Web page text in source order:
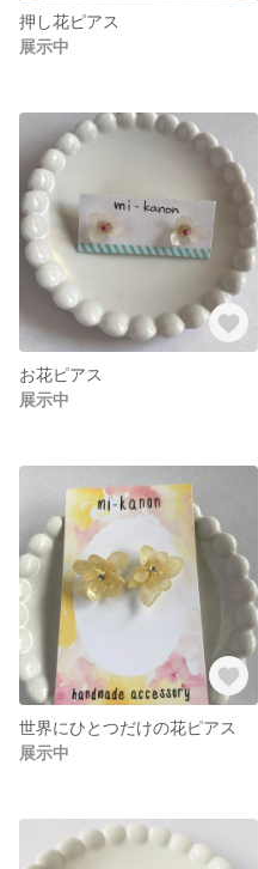
押し花ピアス
展示中
お花ピアス
展示中
世界にひとつだけの花ピアス
展示中